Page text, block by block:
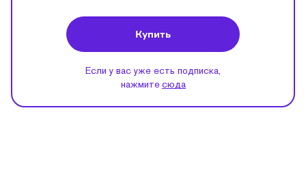
Купить
Если у вас уже есть подписка,
нажмите сюда